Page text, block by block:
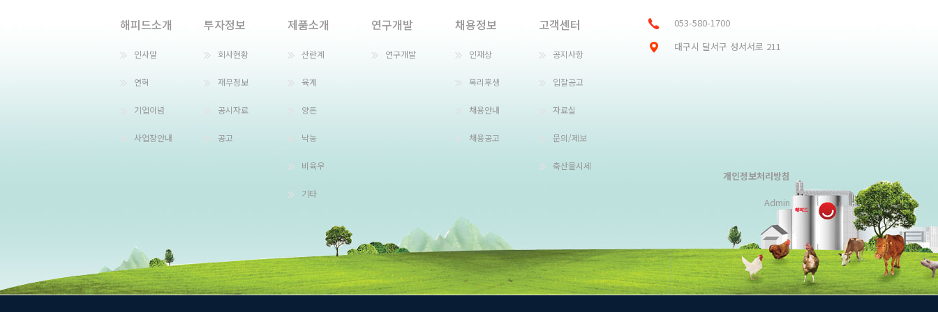
해피드소개
인사말
연혁
기업이념
사업장안내
투자정보
회사현황
재무정보
공시자료
공고
제품소개
산란계
육계
양돈
낙농
비육우
기타
연구개발
연구개발
채용정보
인재상
복리후생
채용안내
채용공고
고객센터
공지사항
입찰공고
자료실
문의/제보
축산물시세
053-580-1700
대구시 달서구 성서서로 211
개인정보처리방침
Admin